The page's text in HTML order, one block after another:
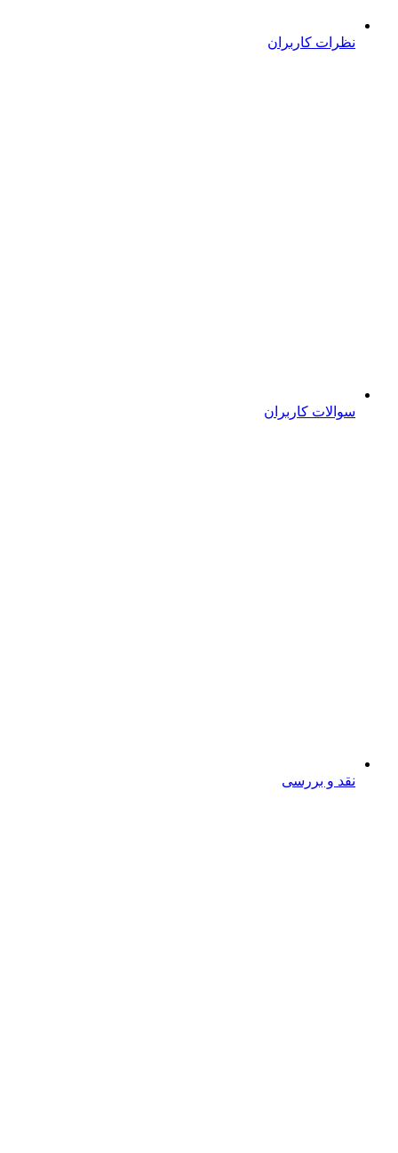
نظرات کاربران
سوالات کاربران
نقد و بررسی